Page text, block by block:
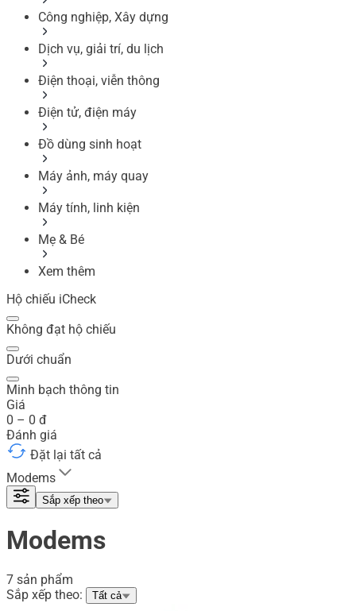
Công nghiệp, Xây dựng
Dịch vụ, giải trí, du lịch
Điện thoại, viễn thông
Điện tử, điện máy
Đồ dùng sinh hoạt
Máy ảnh, máy quay
Máy tính, linh kiện
Mẹ & Bé
Xem thêm
Hộ chiếu iCheck
Không đạt hộ chiếu
Dưới chuẩn
Minh bạch thông tin
Giá
0 – 0 đ
Đánh giá
Đặt lại tất cả
Modems
Sắp xếp theo
Modems
7 sản phẩm
Sắp xếp theo:
Tất cả